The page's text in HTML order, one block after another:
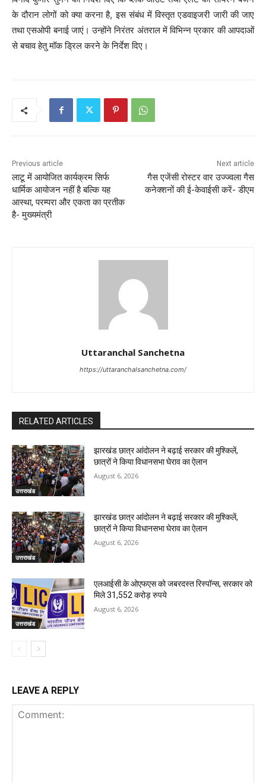
के दौरान लोगों को क्या करना है, इस संबंध में विस्तृत एडवाइजरी जारी की जाए
तथा एसओपी बनाई जाएं। उन्होंने निरंतर अंतराल में विभिन्न प्रकार की आपदाओं
से बचाव हेतु मॉक ड्रिल करने के निर्देश दिए।
Previous article
लाटू में आयोजित कार्यक्रम सिर्फ
धार्मिक आयोजन नहीं है बल्कि यह
आस्था, परम्परा और एकता का प्रतीक
है- मुख्यमंत्री
Next article
गैस एजेंसी रोस्टर वार उज्ज्वला गैस
कनेक्शनों की ई-केवाईसी करें- डीएम
Uttaranchal Sanchetna
https://uttaranchalsanchetna.com/
RELATED ARTICLES
उत्तराखंड
झारखंड छात्र आंदोलन ने बढ़ाई सरकार की मुश्किलें,
छात्रों ने किया विधानसभा घेराव का ऐलान
August 6, 2026
उत्तराखंड
झारखंड छात्र आंदोलन ने बढ़ाई सरकार की मुश्किलें,
छात्रों ने किया विधानसभा घेराव का ऐलान
August 6, 2026
उत्तराखंड
एलआईसी के ओएफएस को जबरदस्त रिस्पॉन्स, सरकार को
मिले 31,552 करोड़ रुपये
August 6, 2026
LEAVE A REPLY